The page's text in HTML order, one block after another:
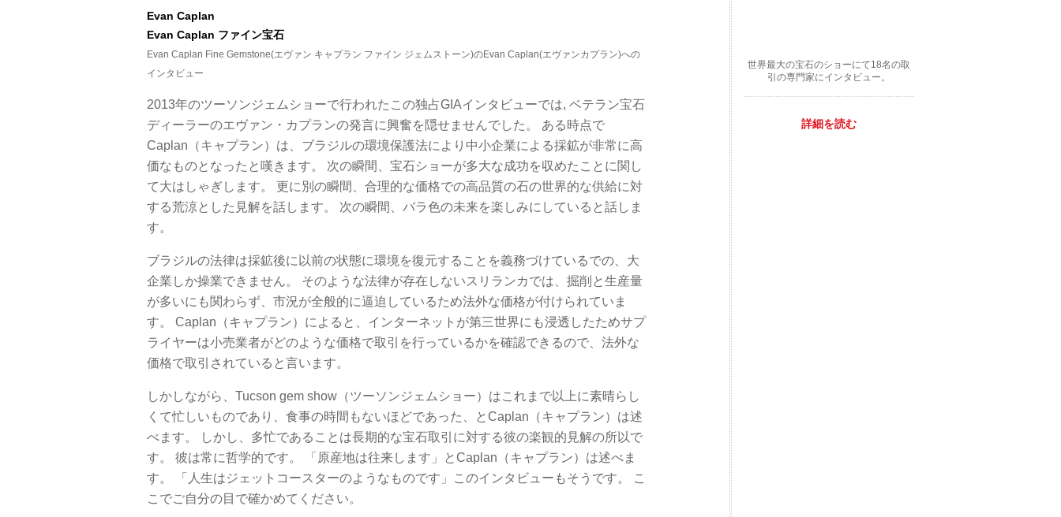
Evan Caplan
Evan Caplan ファイン宝石
Evan Caplan Fine Gemstone(エヴァン キャプラン ファイン ジェムストーン)のEvan Caplan(エヴァンカプラン)への
インタビュー
2013年のツーソンジェムショーで行われたこの独占GIAインタビューでは, ベテラン宝石
ディーラーのエヴァン・カプランの発言に興奮を隠せませんでした。 ある時点で
Caplan（キャプラン）は、ブラジルの環境保護法により中小企業による採鉱が非常に高
価なものとなったと嘆きます。 次の瞬間、宝石ショーが多大な成功を収めたことに関し
て大はしゃぎします。 更に別の瞬間、合理的な価格での高品質の石の世界的な供給に対
する荒涼とした見解を話します。 次の瞬間、バラ色の未来を楽しみにしていると話しま
す。
ブラジルの法律は採鉱後に以前の状態に環境を復元することを義務づけているでの、大
企業しか操業できません。 そのような法律が存在しないスリランカでは、掘削と生産量
が多いにも関わらず、市況が全般的に逼迫しているため法外な価格が付けられていま
す。 Caplan（キャプラン）によると、インターネットが第三世界にも浸透したためサプ
ライヤーは小売業者がどのような価格で取引を行っているかを確認できるので、法外な
価格で取引されていると言います。
しかしながら、Tucson gem show（ツーソンジェムショー）はこれまで以上に素晴らし
くて忙しいものであり、食事の時間もないほどであった、とCaplan（キャプラン）は述
べます。 しかし、多忙であることは長期的な宝石取引に対する彼の楽観的見解の所以で
す。 彼は常に哲学的です。 「原産地は往来します」とCaplan（キャプラン）は述べま
す。 「人生はジェットコースターのようなものです」このインタビューもそうです。 こ
こでご自分の目で確かめてください。
世界最大の宝石のショーにて18名の取
引の専門家にインタビュー。
詳細を読む